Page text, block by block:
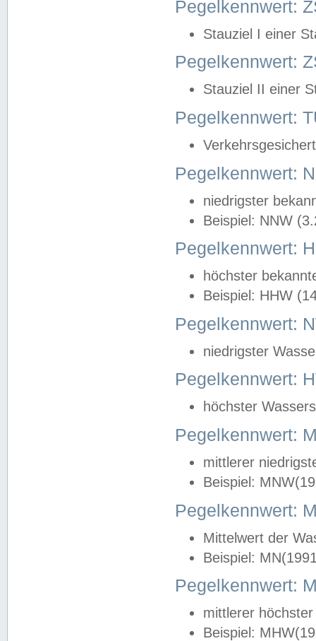
Pegelkennwert:
Stauziel I einer
Pegelkennwert:
Stauziel II einer
Pegelkennwert:
Pegelkennwert:
niedrigster
Beispiel: NNW
Pegelkennwert:
höchster
Beispiel: HHW
Pegelkennwert:
niedrigster
Pegelkennwert:
höchster
Pegelkennwert:
mittlerer
Beispiel:
Pegelkennwert:
Mittelwert der
Beispiel:
Pegelkennwert:
mittlerer
Beispiel: